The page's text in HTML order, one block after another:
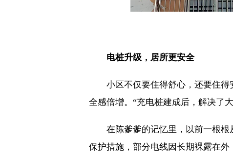
电桩升级，居所更安全
小区不仅要住得舒心，还要住得
全感倍增。“充电桩建成后，解决了
在陈爹爹的记忆里，以前一根根
保护措施，部分电线因长期裸露在外